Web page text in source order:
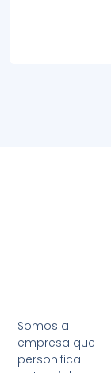
Somos a
empresa que
personifica